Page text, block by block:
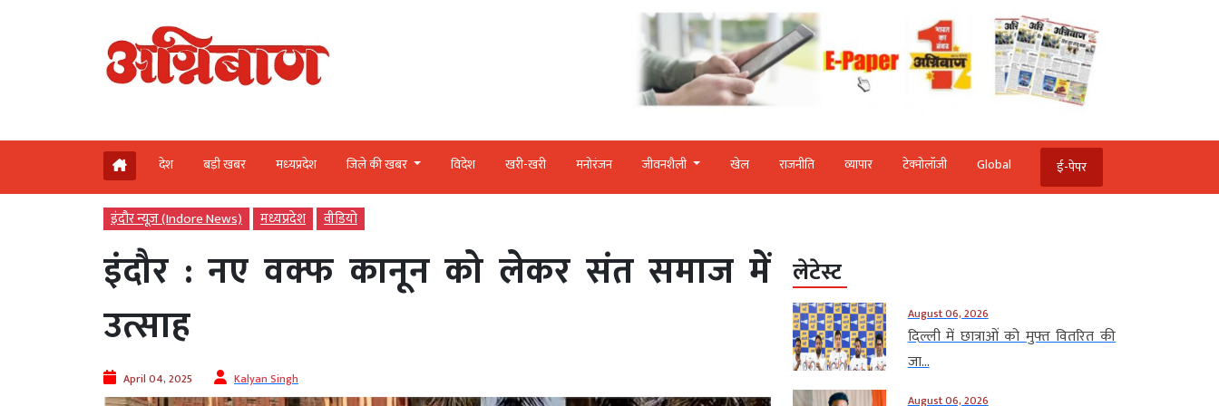
देश बड़ी खबर मध्‍यप्रदेश जिले की खबर विदेश खरी-खरी मनोरंजन जीवनशैली खेल राजनीति व्‍यापार टेक्‍नोलॉजी Global ई-पेपर
इंदौर न्यूज़ (Indore News) मध्‍यप्रदेश वीडियो
इंदौर : नए वक्फ कानून को लेकर संत समाज में
उत्साह
April 04, 2025 Kalyan Singh
लेटेस्ट
August 06, 2026
दिल्ली में छात्राओं को मुफ्त वितरित की
जा...
August 06, 2026